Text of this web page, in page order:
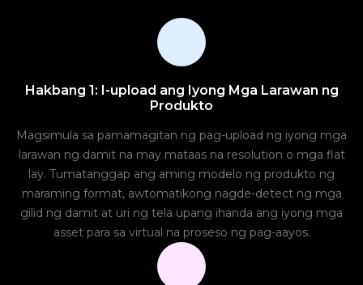
Hakbang 1: I-upload ang Iyong Mga Larawan ng
Produkto
Magsimula sa pamamagitan ng pag-upload ng iyong mga
larawan ng damit na may mataas na resolution o mga flat
lay. Tumatanggap ang aming modelo ng produkto ng
maraming format, awtomatikong nagde-detect ng mga
gilid ng damit at uri ng tela upang ihanda ang iyong mga
asset para sa virtual na proseso ng pag-aayos.